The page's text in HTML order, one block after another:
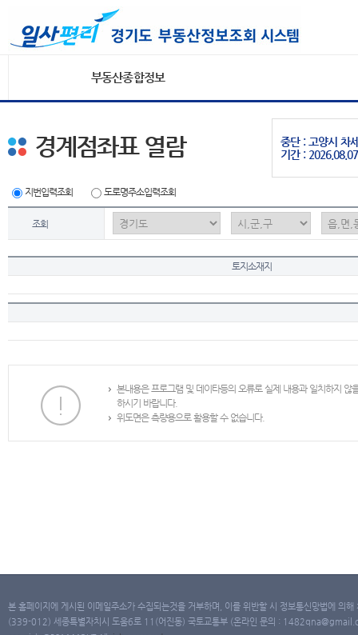
부동산종합정보
중단 : 고양시 차
기간 :
경계점좌표 열람
지번입력조회 도로명주소입력조회
조회
토지소재지
본내용은 프로그램 및 데이타등의 오류로 실제 내용과 일치하지
하시기 바랍니다.
위도면은 측량용으로 활용할 수 없습니다.
본 홈페이지에 게시된 이메일주소가 수집되는것을 거부하며, 이를 위반할 시 정보통신망법에 의
(339-012) 세종특별자치시 도움6로 11(어진동) 국토교통부 (온라인 문의 :